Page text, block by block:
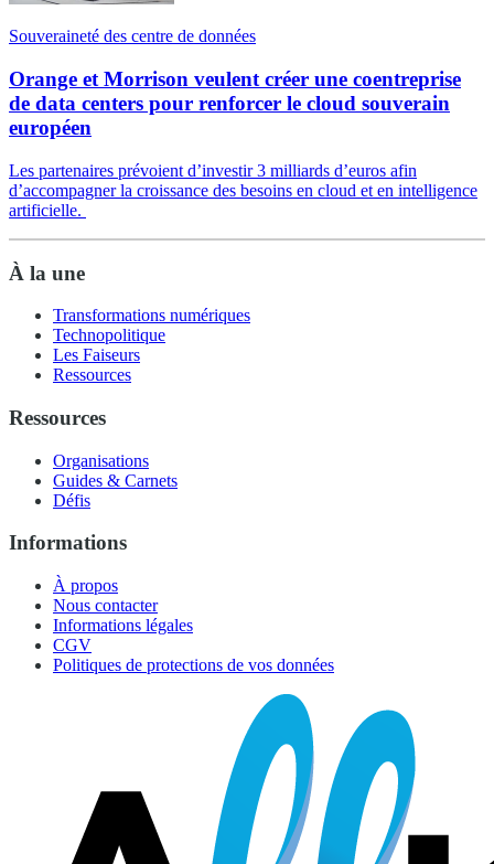
Souveraineté des centre de données
Orange et Morrison veulent créer une coentreprise
de data centers pour renforcer le cloud souverain
européen
Les partenaires prévoient d’investir 3 milliards d’euros afin
d’accompagner la croissance des besoins en cloud et en intelligence
artificielle.
À la une
Transformations numériques
Technopolitique
Les Faiseurs
Ressources
Ressources
Organisations
Guides & Carnets
Défis
Informations
À propos
Nous contacter
Informations légales
CGV
Politiques de protections de vos données